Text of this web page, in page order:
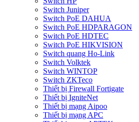
Switch Juniper
Switch PoE DAHUA
Switch PoE HDPARAGON
Switch PoE HDTEC
Switch PoE HIKVISION
Switch quang Ho-Link
Switch Volktek
Switch WINTOP
Switch ZKTeco
Thiết bị Firewall Fortigate
Thiết bị IgniteNet
Thiết bị mạng Aipoo
Thiết bị mạng APC